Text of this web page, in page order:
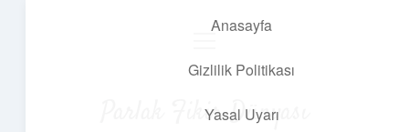
Anasayfa
Gizlilik Politikası
Yasal Uyarı
Parlak Fikir Dünyası